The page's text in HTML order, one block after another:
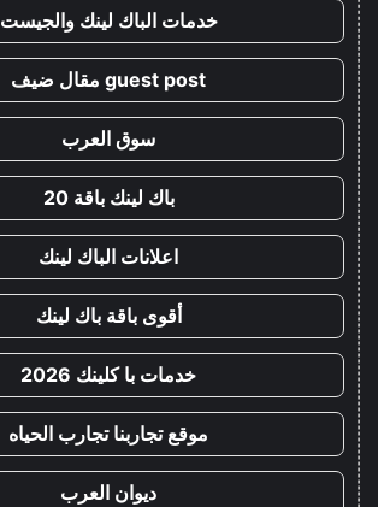
خدمات الباك لينك والجيست
guest post مقال ضيف
سوق العرب
باك لينك باقة 20
اعلانات الباك لينك
أقوى باقة باك لينك
خدمات با كلينك 2026
موقع تجاربنا تجارب الحياه
ديوان العرب